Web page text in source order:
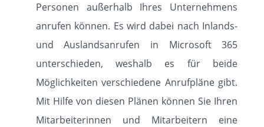
Personen außerhalb Ihres Unternehmens
anrufen können. Es wird dabei nach Inlands-
und Auslandsanrufen in Microsoft 365
unterschieden, weshalb es für beide
Möglichkeiten verschiedene Anrufpläne gibt.
Mit Hilfe von diesen Plänen können Sie Ihren
Mitarbeiterinnen und Mitarbeitern eine